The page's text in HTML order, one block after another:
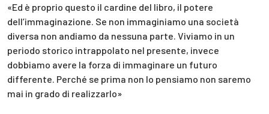
«Ed è proprio questo il cardine del libro, il potere
dell’immaginazione. Se non immaginiamo una società
diversa non andiamo da nessuna parte. Viviamo in un
periodo storico intrappolato nel presente, invece
dobbiamo avere la forza di immaginare un futuro
differente. Perché se prima non lo pensiamo non saremo
mai in grado di realizzarlo»